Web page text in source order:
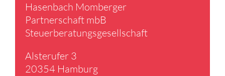
Hasen­bach Momberger
Partner­schaft mbB
Steuer­be­ra­tungs­ge­sell­schaft
Alster­ufer 3
20354 Hamburg